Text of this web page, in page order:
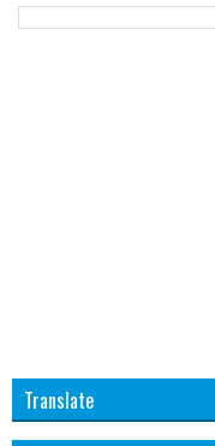
Translate